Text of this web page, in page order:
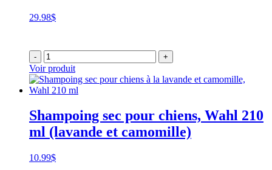
29.98$
- +
Voir produit
Shampoing sec pour chiens, Wahl 210
ml (lavande et camomille)
10.99$